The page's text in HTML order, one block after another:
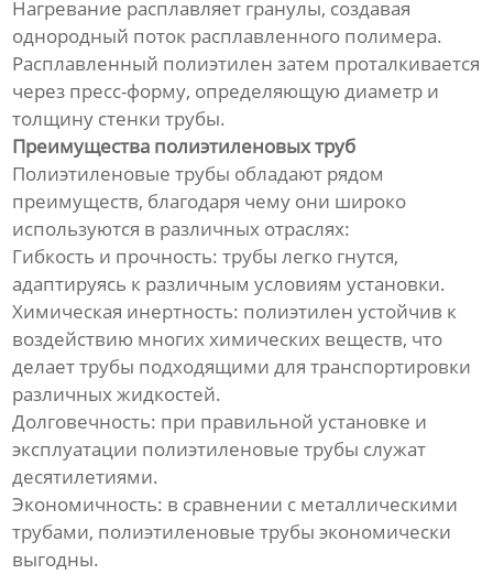
ПП
Линия по производству
прутка для 3D-принтера
Оборудование для сварки
профильных панелей
Непрерывная линия по
производству
Оборудование для
непрерывной намотки труб с
ребрами
Линия для однослойных
гофрированных труб
Линия по производству труб
из ПВХ
Нагревание расплавляет гранулы, создавая
однородный поток расплавленного полимера.
Расплавленный полиэтилен затем проталкивается
через пресс-форму, определяющую диаметр и
толщину стенки трубы.
Преимущества полиэтиленовых труб
Полиэтиленовые трубы обладают рядом
преимуществ, благодаря чему они широко
используются в различных отраслях:
Гибкость и прочность: трубы легко гнутся,
адаптируясь к различным условиям установки.
Химическая инертность: полиэтилен устойчив к
воздействию многих химических веществ, что
делает трубы подходящими для транспортировки
различных жидкостей.
Долговечность: при правильной установке и
эксплуатации полиэтиленовые трубы служат
десятилетиями.
Экономичность: в сравнении с металлическими
трубами, полиэтиленовые трубы экономически
выгодны.